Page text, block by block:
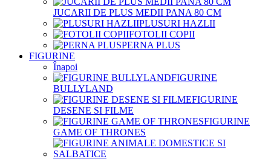
JUCARII DE PLUS MEDII PANA 80 CM
PLUSURI HAZLII
FOTOLII COPII
PERNA PLUS
FIGURINE
Înapoi
FIGURINE
BULLYLAND
FIGURINE
DESENE SI FILME
FIGURINE
GAME OF THRONES